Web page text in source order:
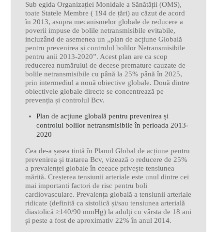
Sub egida Organizației Monidale a Sănătății (OMS),
toate Statele Membre ( 194 de țări) au căzut de acord
în 2013, asupra mecanismelor globale de reducere a
poverii impuse de bolile netransmisibile evitabile,
incluzând de asemenea un „plan de acțiune Globală
pentru prevenirea și controlul bolilor Netransmisibile
pentru anii 2013-2020”. Acest plan are ca scop
reducerea numărului de decese premature cauzate de
bolile netransmisibile cu până la 25% până în 2025,
prin intermediul a nouă obiective globale. Două dintre
obiectivele globale directe se concentrează pe
prevenția și controlul Bcv.
Plan de acțiune globală pentru prevenirea și
controlul bolilor netransmisibile în perioada 2013-
2020
Cea de-a șasea țintă în Planul Global de acțiune pentru
prevenirea și tratarea Bcv, vizează o reducere de 25%
a prevalenței globale în ceeace privește tensiunea
mărită. Creșterea tensiunii arteriale este unul dintre cei
mai importanti factori de risc pentru boli
cardiovasculare. Prevalența globală a tensiunii arteriale
ridicate (definită ca sistolică și/sau tensiunea arterială
diastolică ≥140/90 mmHg) la adulți cu vârsta de 18 ani
și peste a fost de aproximativ 22% în anul 2014.